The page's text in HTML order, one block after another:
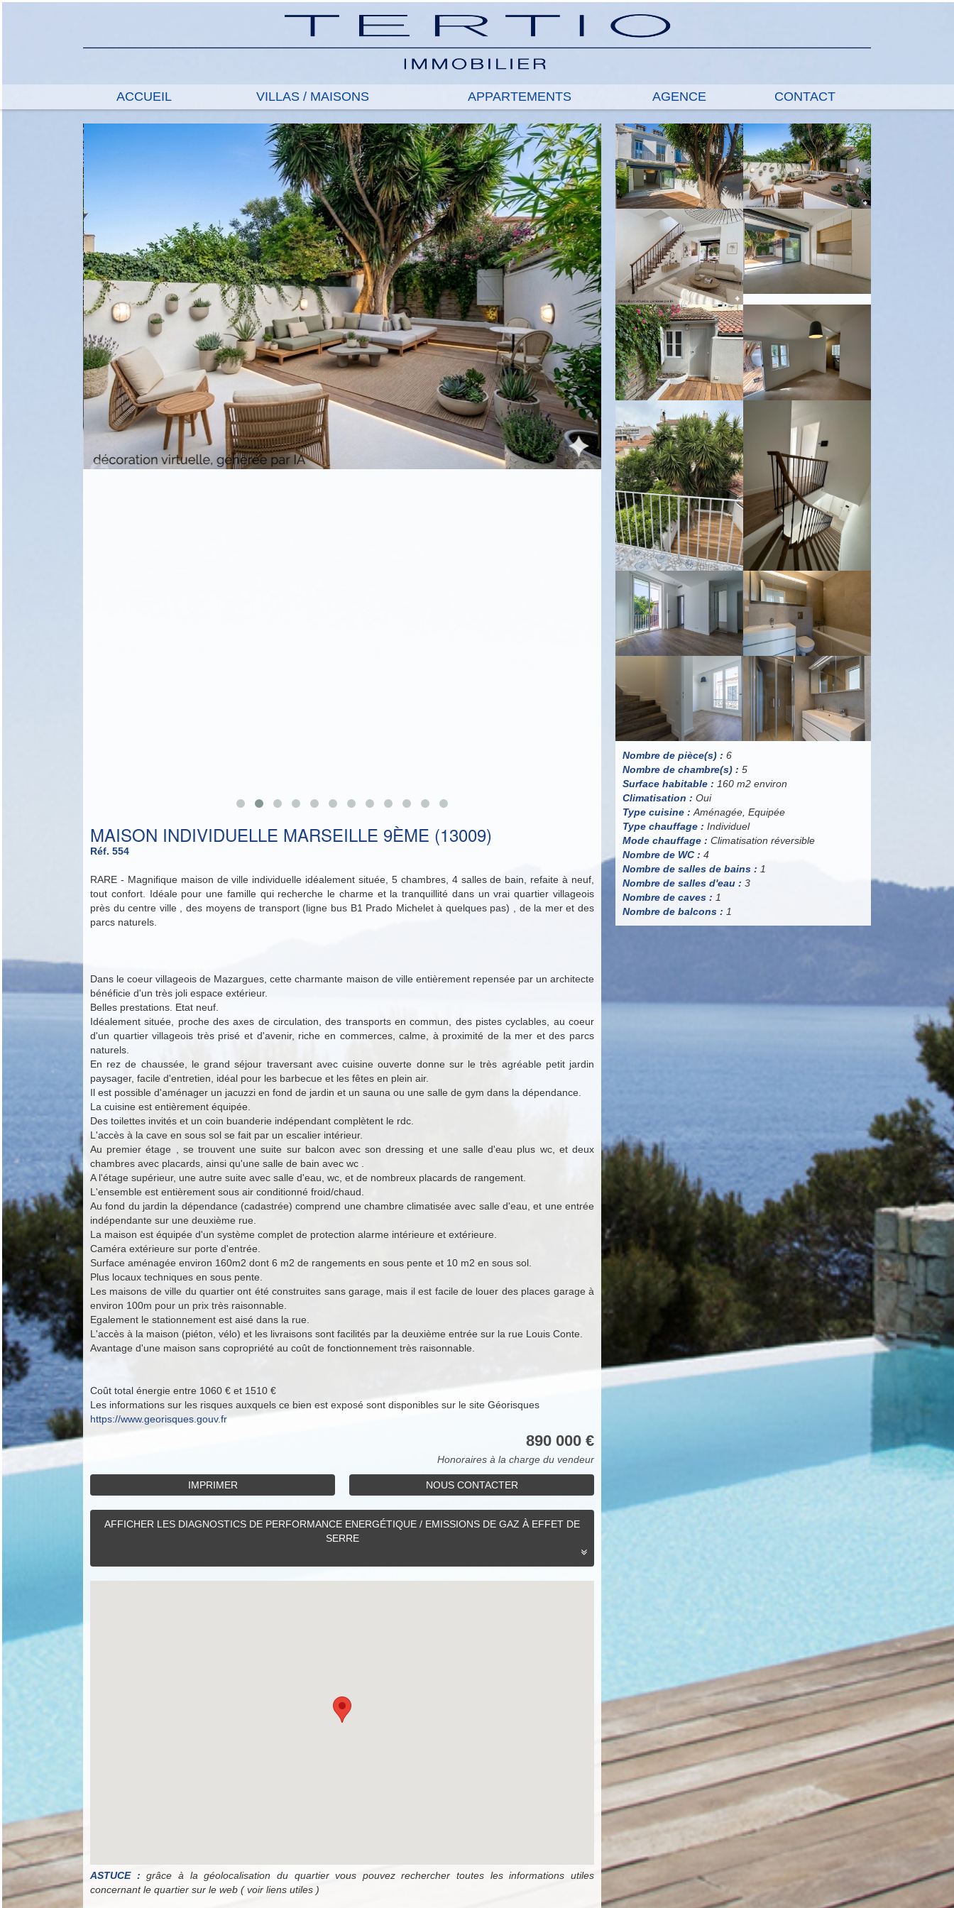
ACCUEIL VILLAS / MAISONS APPARTEMENTS AGENCE CONTACT
MAISON INDIVIDUELLE MARSEILLE 9ÈME (13009)
Réf. 554
RARE - Magnifique maison de ville individuelle idéalement située, 5 chambres, 4 salles de bain, refaite à neuf,
tout confort. Idéale pour une famille qui recherche le charme et la tranquillité dans un vrai quartier villageois
près du centre ville , des moyens de transport (ligne bus B1 Prado Michelet à quelques pas) , de la mer et des
parcs naturels.
Dans le coeur villageois de Mazargues, cette charmante maison de ville entièrement repensée par un architecte
bénéficie d'un très joli espace extérieur.
Belles prestations. Etat neuf.
Idéalement située, proche des axes de circulation, des transports en commun, des pistes cyclables, au coeur
d'un quartier villageois très prisé et d'avenir, riche en commerces, calme, à proximité de la mer et des parcs
naturels.
En rez de chaussée, le grand séjour traversant avec cuisine ouverte donne sur le très agréable petit jardin
paysager, facile d'entretien, idéal pour les barbecue et les fêtes en plein air.
Il est possible d'aménager un jacuzzi en fond de jardin et un sauna ou une salle de gym dans la dépendance.
La cuisine est entièrement équipée.
Des toilettes invités et un coin buanderie indépendant complètent le rdc.
L'accès à la cave en sous sol se fait par un escalier intérieur.
Au premier étage , se trouvent une suite sur balcon avec son dressing et une salle d'eau plus wc, et deux
chambres avec placards, ainsi qu'une salle de bain avec wc .
A l'étage supérieur, une autre suite avec salle d'eau, wc, et de nombreux placards de rangement.
L'ensemble est entièrement sous air conditionné froid/chaud.
Au fond du jardin la dépendance (cadastrée) comprend une chambre climatisée avec salle d'eau, et une entrée
indépendante sur une deuxième rue.
La maison est équipée d'un système complet de protection alarme intérieure et extérieure.
Caméra extérieure sur porte d'entrée.
Surface aménagée environ 160m2 dont 6 m2 de rangements en sous pente et 10 m2 en sous sol.
Plus locaux techniques en sous pente.
Les maisons de ville du quartier ont été construites sans garage, mais il est facile de louer des places garage à
environ 100m pour un prix très raisonnable.
Egalement le stationnement est aisé dans la rue.
L'accès à la maison (piéton, vélo) et les livraisons sont facilités par la deuxième entrée sur la rue Louis Conte.
Avantage d'une maison sans copropriété au coût de fonctionnement très raisonnable.
Coût total énergie entre 1060 € et 1510 €
Les informations sur les risques auxquels ce bien est exposé sont disponibles sur le site Géorisques
https://www.georisques.gouv.fr
890 000 €
Honoraires à la charge du vendeur
IMPRIMER NOUS CONTACTER
AFFICHER LES DIAGNOSTICS DE PERFORMANCE ENERGÉTIQUE / EMISSIONS DE GAZ À EFFET DE
SERRE
ASTUCE : grâce à la géolocalisation du quartier vous pouvez rechercher toutes les informations utiles
concernant le quartier sur le web ( voir liens utiles )
Nombre de pièce(s) : 6
Nombre de chambre(s) : 5
Surface habitable : 160 m2 environ
Climatisation : Oui
Type cuisine :Aménagée, Equipée
Type chauffage : Individuel
Mode chauffage : Climatisation réversible
Nombre de WC : 4
Nombre de salles de bains : 1
Nombre de salles d'eau : 3
Nombre de caves : 1
Nombre de balcons : 1